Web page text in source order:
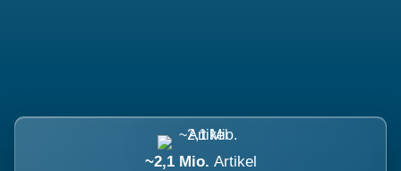
~2,1 Mio. Artikel